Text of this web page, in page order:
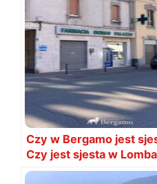
Czy w Bergamo jest
Czy jest sjesta w
Kiedy jest sjesta